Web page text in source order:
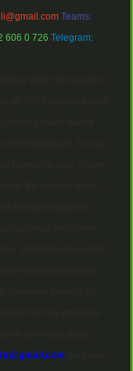
Teams:
606 0 726 Telegram: